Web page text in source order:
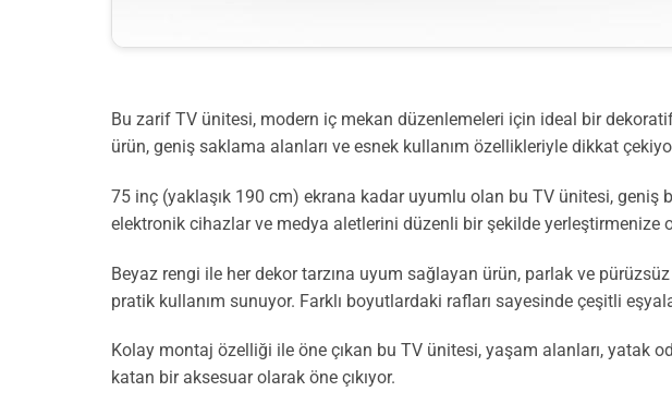
Bu zarif TV ünitesi, modern iç mekan düzenlemeleri için ideal bir
ürün, geniş saklama alanları ve esnek kullanım özellikleriyle dikkat
75 inç (yaklaşık 190 cm) ekrana kadar uyumlu olan bu TV ünitesi, geniş
elektronik cihazlar ve medya aletlerini düzenli bir şekilde yerleştirmenize
Beyaz rengi ile her dekor tarzına uyum sağlayan ürün, parlak ve
pratik kullanım sunuyor. Farklı boyutlardaki rafları sayesinde çeşitli
Kolay montaj özelliği ile öne çıkan bu TV ünitesi, yaşam alanları, yatak
katan bir aksesuar olarak öne çıkıyor.